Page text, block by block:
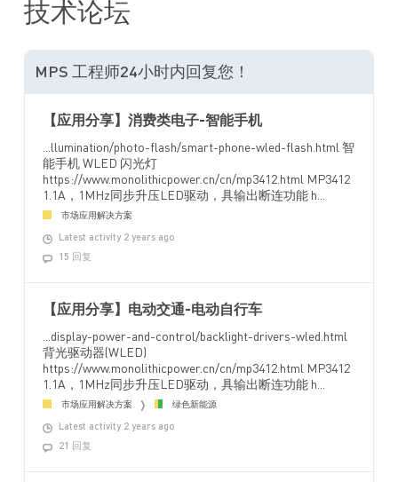
技术论坛
MPS 工程师24小时内回复您！
【应用分享】消费类电子-智能手机
...llumination/photo-flash/smart-phone-wled-flash.html 智
能手机 WLED 闪光灯
https://www.monolithicpower.cn/cn/mp3412.html MP3412
1.1A，1MHz同步升压LED驱动，具输出断连功能 h...
市场应用解决方案
Latest activity 2 years ago
15 回复
【应用分享】电动交通-电动自行车
...display-power-and-control/backlight-drivers-wled.html
背光驱动器(WLED)
https://www.monolithicpower.cn/cn/mp3412.html MP3412
1.1A，1MHz同步升压LED驱动，具输出断连功能 h...
市场应用解决方案 绿色新能源
Latest activity 2 years ago
21 回复